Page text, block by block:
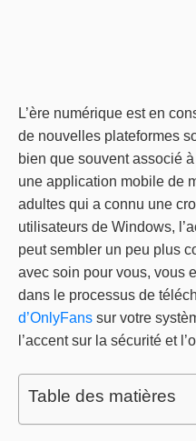
L’ère numérique est en
de nouvelles plateformes
bien que souvent associé
une application mobile de
adultes qui a connu une
utilisateurs de Windows,
peut sembler un peu plus
avec soin pour vous, vous
dans le processus de
d’OnlyFans sur votre
l’accent sur la sécurité et
Table des matières